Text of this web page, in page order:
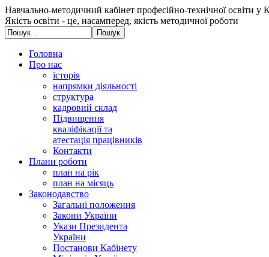
Навчально-методичний кабінет професійно-технічної освіти у
Якість освіти - це, насамперед, якість методичної роботи
Головна
Про нас
історія
напрямки діяльності
структура
кадровий склад
Підвищення
кваліфікації та
атестація працівників
Контакти
Плани роботи
план на рік
план на місяць
Законодавство
Загальні положення
Закони України
Укази Президента
України
Постанови Кабінету